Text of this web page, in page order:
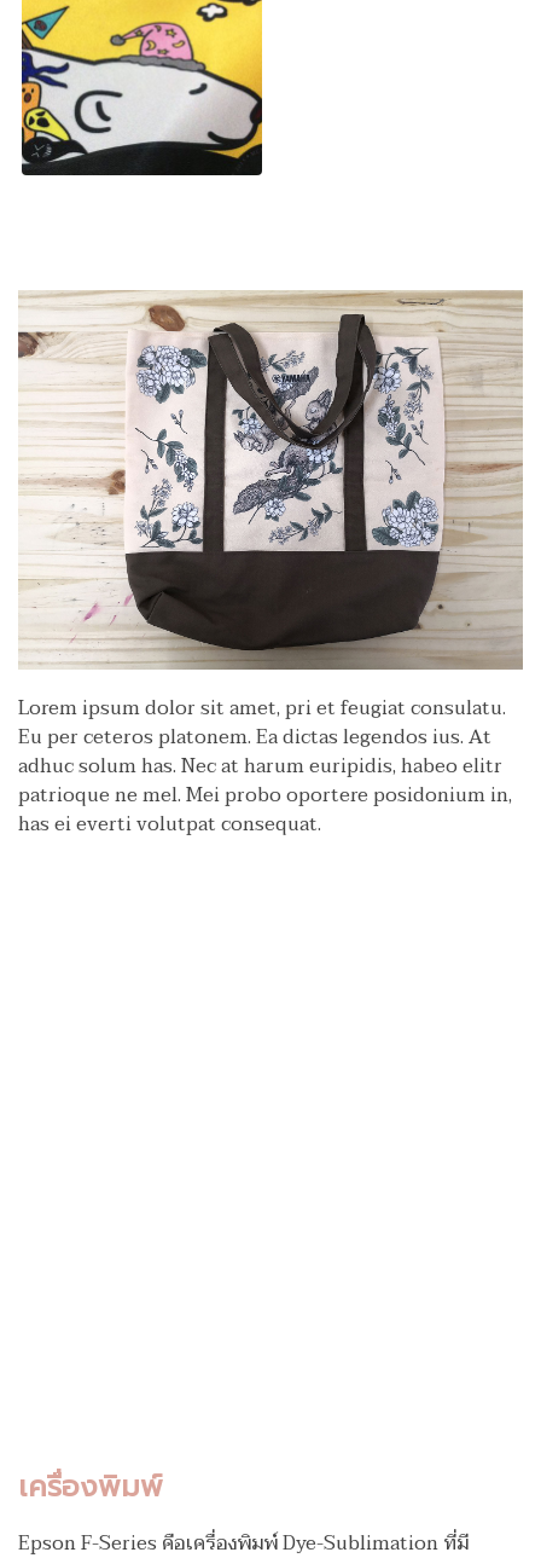
Lorem ipsum dolor sit amet, pri et feugiat consulatu.
Eu per ceteros platonem. Ea dictas legendos ius. At
adhuc solum has. Nec at harum euripidis, habeo elitr
patrioque ne mel. Mei probo oportere posidonium in,
has ei everti volutpat consequat.
เครื่องพิมพ์
Epson F-Series คือเครื่องพิมพ์ Dye-Sublimation ที่มี